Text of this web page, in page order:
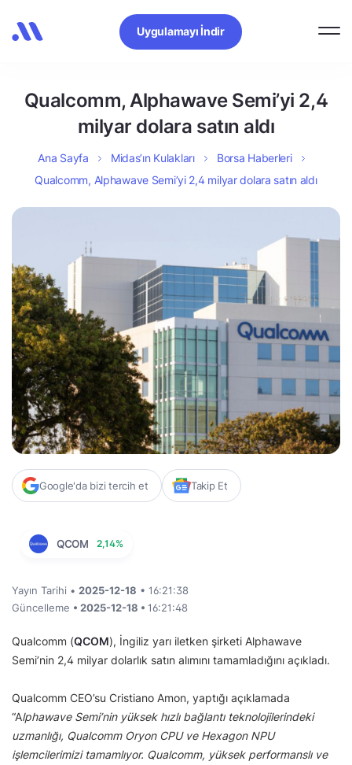
Uygulamayı İndir
Qualcomm, Alphawave Semi’yi 2,4
milyar dolara satın aldı
Ana Sayfa Midas’ın Kulakları
Borsa Haberleri
Qualcomm, Alphawave Semi’yi 2,4 milyar dolara satın aldı
Google'da bizi tercih et Takip Et
QCOM 2,14%
Yayın Tarihi • 2025-12-18 • 16:21:38
Güncelleme • 2025-12-18 • 16:21:48
Qualcomm (QCOM), İngiliz yarı iletken şirketi Alphawave
Semi’nin 2,4 milyar dolarlık satın alımını tamamladığını açıkladı.
Qualcomm CEO’su Cristiano Amon, yaptığı açıklamada
“Alphawave Semi’nin yüksek hızlı bağlantı teknolojilerindeki
uzmanlığı, Qualcomm Oryon CPU ve Hexagon NPU
işlemcilerimizi tamamlıyor. Qualcomm, yüksek performanslı ve